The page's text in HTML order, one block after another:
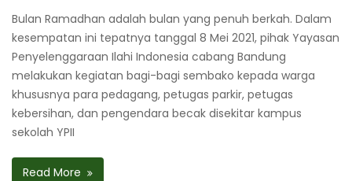
Bulan Ramadhan adalah bulan yang penuh berkah. Dalam
kesempatan ini tepatnya tanggal 8 Mei 2021, pihak Yayasan
Penyelenggaraan Ilahi Indonesia cabang Bandung
melakukan kegiatan bagi-bagi sembako kepada warga
khususnya para pedagang, petugas parkir, petugas
kebersihan, dan pengendara becak disekitar kampus
sekolah YPII
Read More